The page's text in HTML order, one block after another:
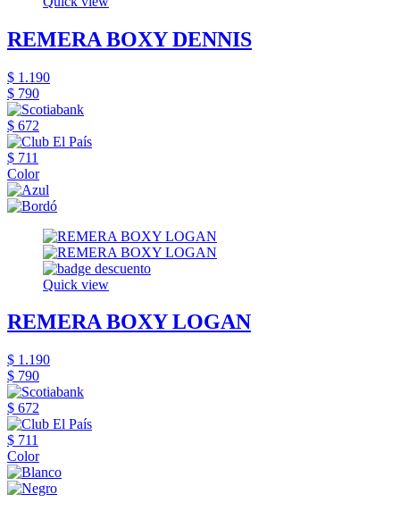
REMERA BOXY DENNIS
$ 1.190
$ 790
$ 672
$ 711
Color
Quick view
REMERA BOXY LOGAN
$ 1.190
$ 790
$ 672
$ 711
Color